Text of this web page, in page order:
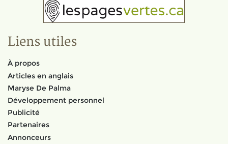
Liens utiles
À propos
Articles en anglais
Maryse De Palma
Développement personnel
Publicité
Partenaires
Annonceurs